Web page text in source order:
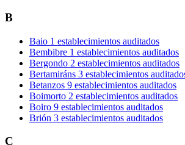
B
Baio 1 establecimientos auditados
Bembibre 1 establecimientos auditados
Bergondo 2 establecimientos auditados
Bertamiráns 3 establecimientos
Betanzos 9 establecimientos auditados
Boimorto 2 establecimientos auditados
Boiro 9 establecimientos auditados
Brión 3 establecimientos auditados
C